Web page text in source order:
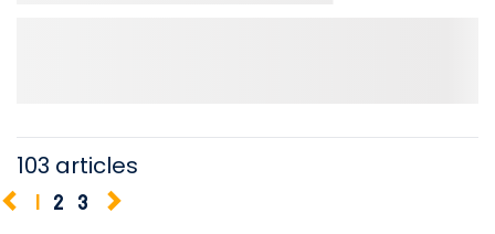
103 articles
1 2 3